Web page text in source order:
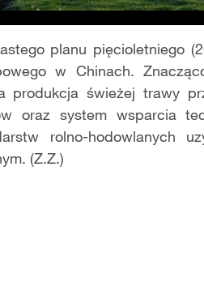
planu pięcioletniego
w Chinach.
produkcja świeżej trawy
oraz system wsparcia
rolno-hodowlanych
(Z.Z.)